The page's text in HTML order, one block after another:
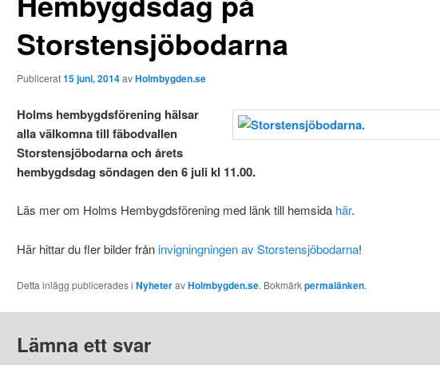
Storstensjöbodarna
Publicerat15 juni, 2014avHolmbygden.se
Holms hembygdsförening hälsar
alla välkomna till fäbodvallen
Storstensjöbodarna och årets
hembygdsdag söndagen den 6 juli kl 11.00.
Läs mer om Holms Hembygdsförening med länk till hemsida här.
Här hittar du fler bilder fråninvigningningen av Storstensjöbodarna!
Detta inlägg publicerades i NyheteravHolmbygden.se. Bokmärkpermalänken.
Lämna ett svar